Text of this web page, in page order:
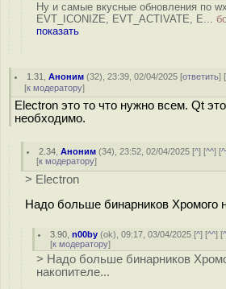
Ну и самые вкусные обновления по
EVT_ICONIZE, EVT_ACTIVATE, E...
показать
1.31 ,Аноним (32), 23:39, 02/04/2025 [ответить] [
[к модератору]
Electron это то что нужно всем. Qt
необходимо.
2.34 ,Аноним (34), 23:52, 02/04/2025 [^] [^^] [
[к модератору]
> Electron
Надо больше бинарников Хромого
3.90 ,n00by (ok), 09:17, 03/04/2025 [^] [^^] [
[к модератору]
> Надо больше бинарников
накопителе...